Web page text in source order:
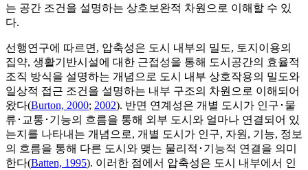
는 공간 조건을 설명하는 상호보완적 차원으로 이해할 수 있
다.
선행연구에 따르면, 압축성은 도시 내부의 밀도, 토지이용의
집약, 생활기반시설에 대한 근접성을 통해 도시공간의 효율적
조직 방식을 설명하는 개념으로 도시 내부 상호작용의 밀도와
일상적 접근 조건을 설명하는 내부 구조의 차원으로 이해되어
왔다(Burton, 2000; 2002). 반면 연계성은 개별 도시가 인구･물
류･교통･기능의 흐름을 통해 외부 도시와 얼마나 연결되어 있
는지를 나타내는 개념으로, 개별 도시가 인구, 자원, 기능, 정보
의 흐름을 통해 다른 도시와 맺는 물리적･기능적 연결을 의미
한다(Batten, 1995). 이러한 점에서 압축성은 도시 내부에서 인